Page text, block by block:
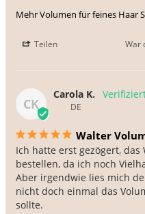
Mehr Volumen für feines Haar
Teilen War
CK
Carola K.
DE
Walter
Ich hatte erst gezögert,
bestellen, da ich noch
Aber irgendwie lies mich
nicht doch einmal das
sollte.